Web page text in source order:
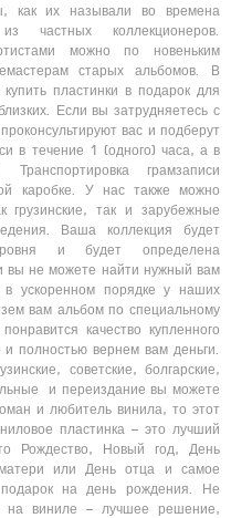
как их называли во времена
частных коллекционеров.
можно по новеньким
старых альбомов. В
пластинки в подарок для
Если вы затрудняетесь с
вас и подберут
в течение 1 (одного) часа, а в
грамзаписи
каробке. У нас также можно
грузинские, так и зарубежные
Ваша коллекция будет
и будет определена
вы не можете найти нужный вам
ускоренном порядке у наших
вам альбом по специальному
качество купленного
полностью вернем вам деньги.
советские, болгарские,
и переиздание вы можете
и любитель винила, то этот
пластинка – это лучший
Рождество, Новый год, День
или День отца и самое
на день рождения. Не
на виниле – лучшее решение,